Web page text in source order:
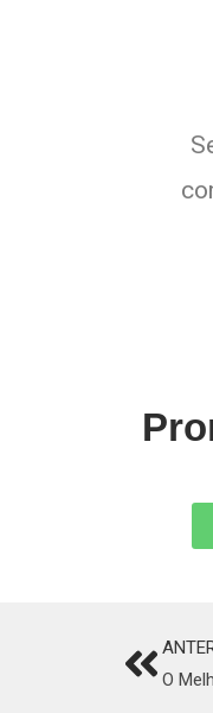
Prev
O